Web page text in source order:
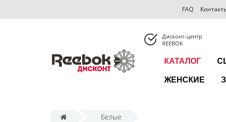
FAQ
Дисконт-центр
REEBOK
КАТАЛОГ
ЖЕНСКИЕ
Белые